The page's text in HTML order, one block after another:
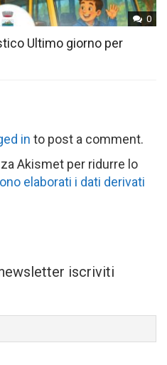
0
Ultimo giorno per
in to post a comment.
Akismet per ridurre lo
elaborati i dati derivati
iscriviti